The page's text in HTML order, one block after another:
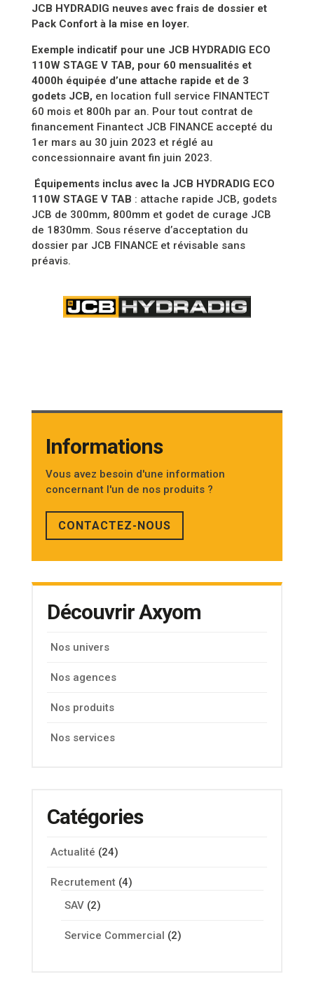
JCB HYDRADIG neuves avec frais de dossier et
Pack Confort à la mise en loyer.
Exemple indicatif pour une JCB HYDRADIG ECO
110W STAGE V TAB, pour 60 mensualités et
4000h équipée d’une attache rapide et de 3
godets JCB, en location full service FINANTECT
60 mois et 800h par an. Pour tout contrat de
financement Finantect JCB FINANCE accepté du
1er mars au 30 juin 2023 et réglé au
concessionnaire avant fin juin 2023.
Équipements inclus avec la JCB HYDRADIG ECO
110W STAGE V TAB : attache rapide JCB, godets
JCB de 300mm, 800mm et godet de curage JCB
de 1830mm. Sous réserve d’acceptation du
dossier par JCB FINANCE et révisable sans
préavis.
Informations
Vous avez besoin d'une information
concernant l'un de nos produits ?
CONTACTEZ-NOUS
Découvrir Axyom
Nos univers
Nos agences
Nos produits
Nos services
Catégories
Actualité (24)
Recrutement(4)
SAV(2)
Service Commercial (2)